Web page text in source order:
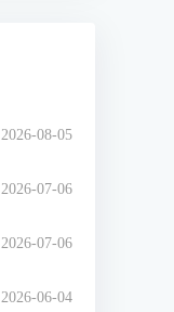
2026-08-05
2026-07-06
2026-07-06
2026-06-04